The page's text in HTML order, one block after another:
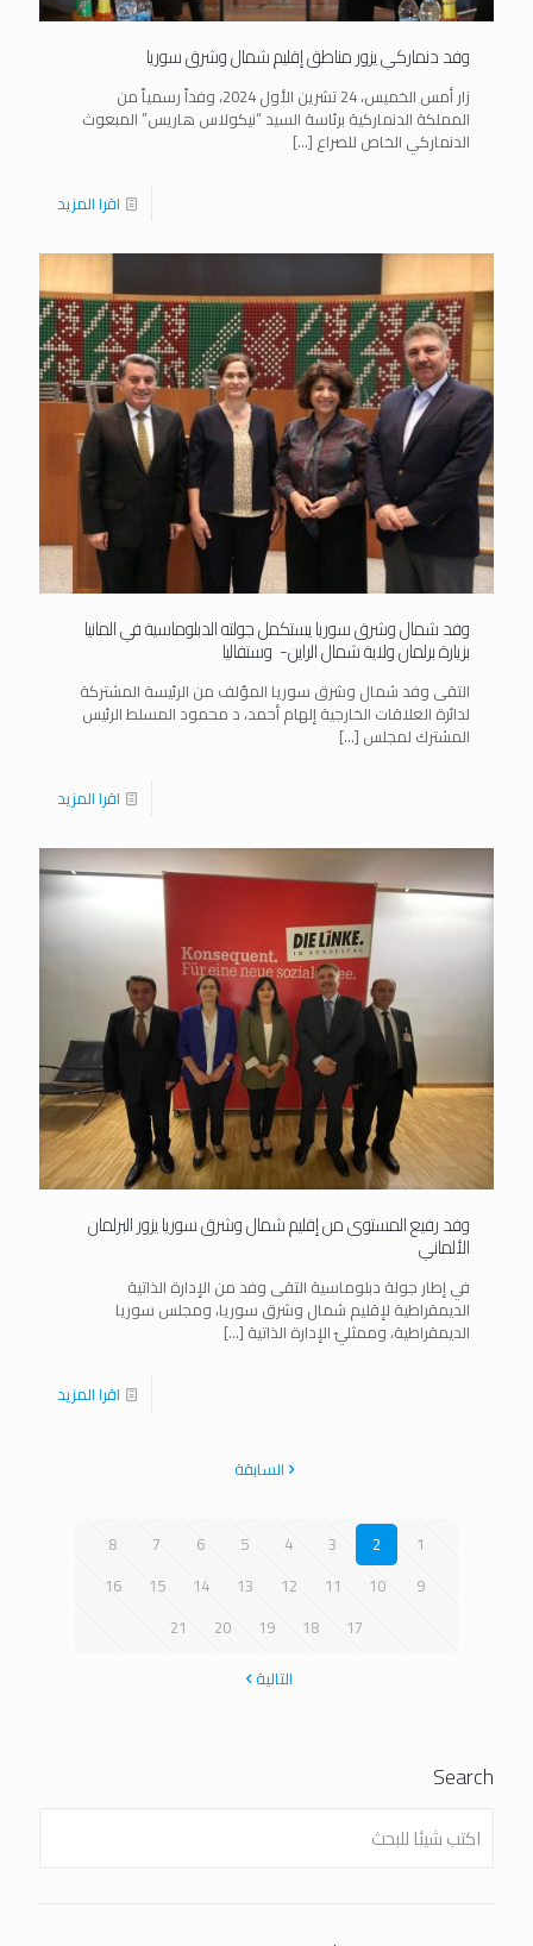
وفد دنماركي يزور مناطق إقليم شمال وشرق سوريا
زار أمس الخميس، 24 تشرين الأول 2024، وفداً رسمياً من
المملكة الدنماركية برئاسة السيد “نيكولاس هاريس” المبعوث
الدنماركي الخاص للصراع […]
اقرا المزيد
وفد شمال وشرق سوريا يستكمل جولته الدبلوماسية في المانيا
بزيارة برلمان ولاية شمال الراين- وستفاليا
التقى وفد شمال وشرق سوريا المؤلف من الرئيسة المشتركة
لدائرة العلاقات الخارجية إلهام أحمد، د محمود المسلط الرئيس
المشترك لمجلس […]
اقرا المزيد
وفد رفيع المستوى من إقليم شمال وشرق سوريا يزور البرلمان
الألماني
في إطار جولة دبلوماسية التقى وفد من الإدارة الذاتية
الديمقراطية لإقليم شمال وشرق سوريا، ومجلس سوريا
الديمقراطية، وممثليّ الإدارة الذاتية […]
اقرا المزيد
السابقة
1
2
3
4
5
6
7
8
9
10
11
12
13
14
15
16
17
18
19
20
21
التالية
Search